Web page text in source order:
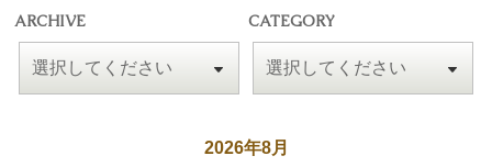
ARCHIVE CATEGORY
2026年8月